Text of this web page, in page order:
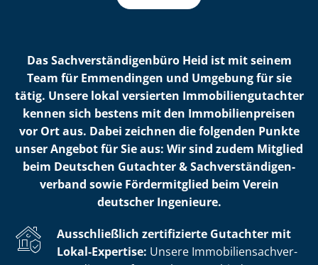
Das Sach­ver­stän­di­gen­bü­ro Heid ist mit seinem
Team für Emmendingen und Umgebung für sie
tätig. Unsere lokal versierten Im­mo­bi­li­en­gut­ach­ter
kennen sich bestens mit den Im­mo­bi­li­en­prei­sen
vor Ort aus. Dabei zeichnen die folgenden Punkte
unser Angebot für Sie aus: Wir sind zudem Mitglied
beim Deutschen Gutachter & Sach­ver­stän­di­gen­
ver­band sowie Fördermitglied beim Verein
deutscher Ingenieure.
Ausschließlich zertifizierte Gutachter mit
Lokal-Expertise: Unsere Im­mo­bi­li­en­sach­ver­